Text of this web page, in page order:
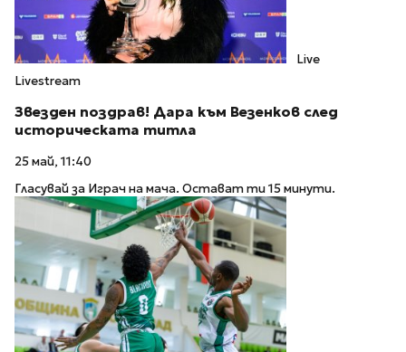
Live
Livestream
Звезден поздрав! Дара към Везенков след
историческата титла
25 май, 11:40
Гласувай за Играч на мача. Остават ти 15 минути.